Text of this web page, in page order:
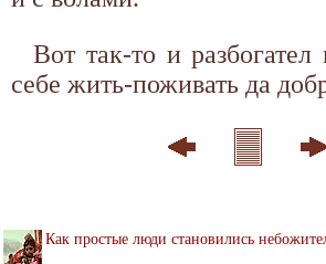
Вот так-то и
себе жить-поживать да
Как простые люди становились